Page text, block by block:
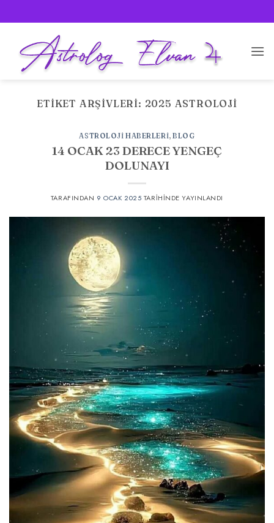
atla
ETIKET ARŞIVLERI: 2025 ASTROLOJI
ASTROLOJI HABERLERI,BLOG
14 OCAK 23 DERECE YENGEÇ
DOLUNAYI
TARAFINDAN 9 OCAK 2025 TARIHINDE YAYINLANDI